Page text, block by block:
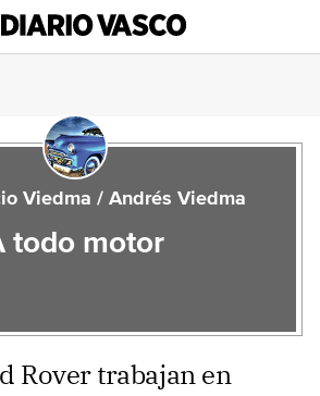
Viedma / Andrés Viedma
todo motor
Rover trabajan en